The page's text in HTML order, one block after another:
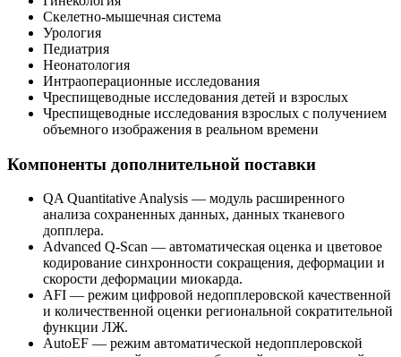
Скелетно-мышечная система
Урология
Педиатрия
Неонатология
Интраоперационные исследования
Чреспищеводные исследования детей и взрослых
Чреспищеводные исследования взрослых с получением
объемного изображения в реальном времени
Компоненты дополнительной поставки
QA Quantitative Analysis — модуль расширенного
анализа сохраненных данных, данных тканевого
допплера.
Advanced Q-Scan — автоматическая оценка и цветовое
кодирование синхронности сокращения, деформации и
скорости деформации миокарда.
AFI — режим цифровой недопплеровской качественной
и количественной оценки региональной сократительной
функции ЛЖ.
AutoEF — режим автоматической недопплеровской